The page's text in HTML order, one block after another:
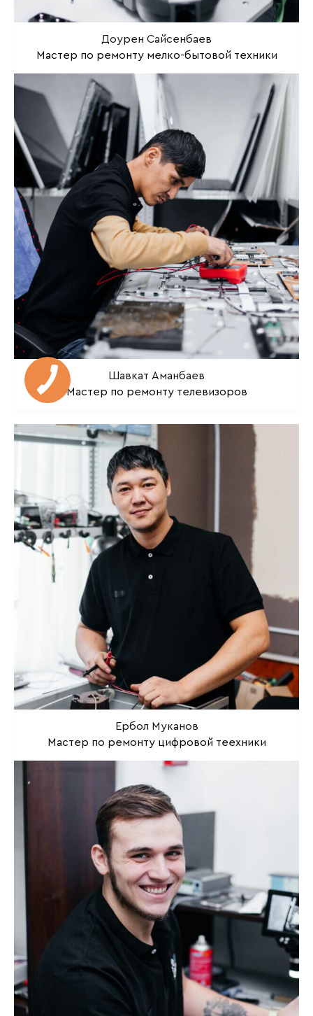
Доурен Сайсенбаев
Мастер по ремонту мелко-бытовой техники
Шавкат Аманбаев
Мастер по ремонту телевизоров
Ербол Муканов
Мастер по ремонту цифровой теехники